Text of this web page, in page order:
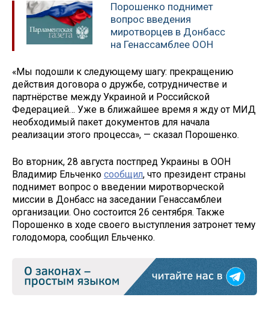
Порошенко поднимет
вопрос введения
миротворцев в Донбасс
на Генассамблее ООН
«Мы подошли к следующему шагу: прекращению
действия договора о дружбе, сотрудничестве и
партнёрстве между Украиной и Российской
Федерацией… Уже в ближайшее время я жду от МИД
необходимый пакет документов для начала
реализации этого процесса», — сказал Порошенко.
Во вторник, 28 августа постпред Украины в ООН
Владимир Ельченко сообщил, что президент страны
поднимет вопрос о введении миротворческой
миссии в Донбасс на заседании Генассамблеи
организации. Оно состоится 26 сентября. Также
Порошенко в ходе своего выступления затронет тему
голодомора, сообщил Ельченко.